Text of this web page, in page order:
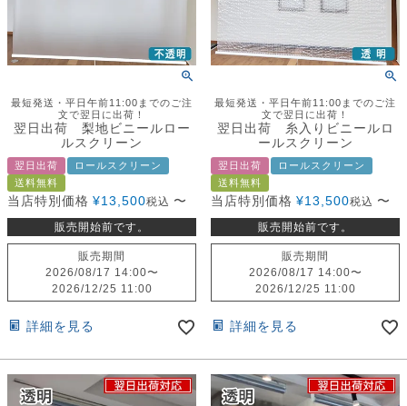
最短発送・平日午前11:00までのご注
文で翌日に出荷！
翌日出荷 梨地ビニールロー
ルスクリーン
翌日出荷
ロールスクリーン
送料無料
当店特別価格 ¥13,500税込 〜
販売開始前です。
販売期間
2026/08/17 14:00〜
2026/12/25 11:00
詳細を見る
最短発送・平日午前11:00までのご注
文で翌日に出荷！
翌日出荷 糸入りビニールロ
ールスクリーン
翌日出荷
ロールスクリーン
送料無料
当店特別価格 ¥13,500税込 〜
販売開始前です。
販売期間
2026/08/17 14:00〜
2026/12/25 11:00
詳細を見る